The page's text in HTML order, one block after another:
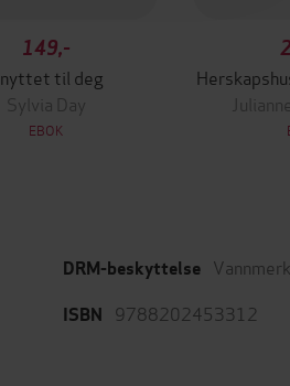
149,-
til deg
Sylvia Day
EBOK
DRM-beskyttelse
ISBN 9788202453312